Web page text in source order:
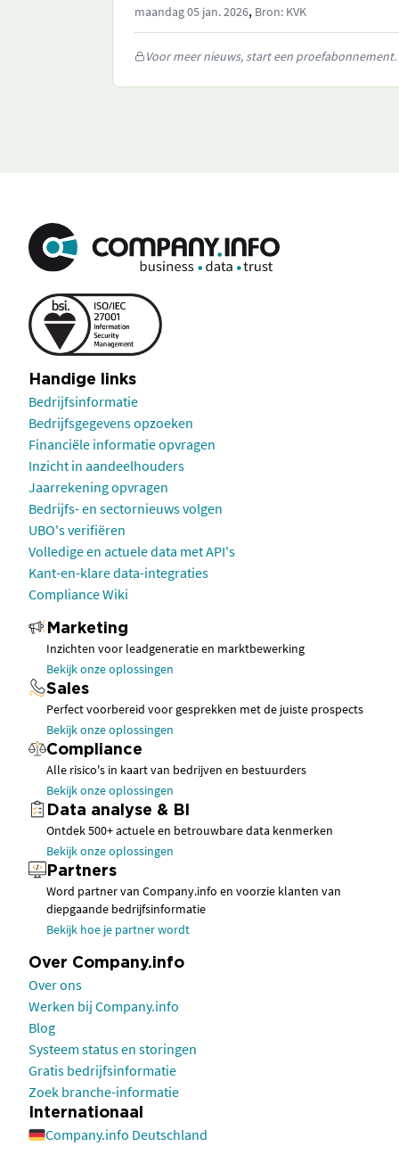
maandag 05 jan. 2026, Bron: KVK
Voor meer nieuws, start een proefabonnement.
Handige links
Bedrijfsinformatie
Bedrijfsgegevens opzoeken
Financiële informatie opvragen
Inzicht in aandeelhouders
Jaarrekening opvragen
Bedrijfs- en sectornieuws volgen
UBO's verifiëren
Volledige en actuele data met API's
Kant-en-klare data-integraties
Compliance Wiki
Marketing
Inzichten voor leadgeneratie en marktbewerking
Bekijk onze oplossingen
Sales
Perfect voorbereid voor gesprekken met de juiste prospects
Bekijk onze oplossingen
Compliance
Alle risico's in kaart van bedrijven en bestuurders
Bekijk onze oplossingen
Data analyse & BI
Ontdek 500+ actuele en betrouwbare data kenmerken
Bekijk onze oplossingen
Partners
Word partner van Company.info en voorzie klanten van
diepgaande bedrijfsinformatie
Bekijk hoe je partner wordt
Over Company.info
Over ons
Werken bij Company.info
Blog
Systeem status en storingen
Gratis bedrijfsinformatie
Zoek branche-informatie
Internationaal
Company.info Deutschland